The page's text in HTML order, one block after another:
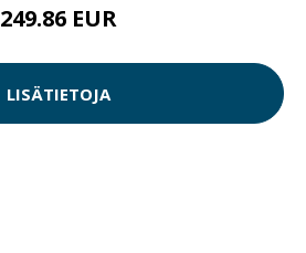
249.86 EUR
LISÄTIETOJA